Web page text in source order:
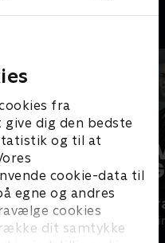
fra
dig den bedste
og til at
cookie-data til
egne og andres
cookies
dit samtykke
Livsfarlig
Krimi &